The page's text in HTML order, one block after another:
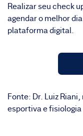
Realizar seu check
agendar o melhor
plataforma digital.
Fonte: Dr. Luiz
esportiva e